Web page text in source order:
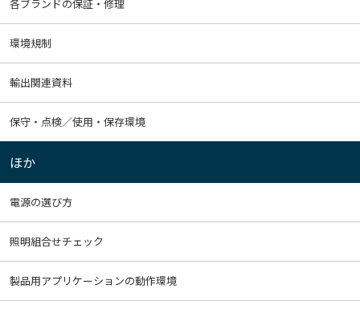
各ブランドの保証・修理
環境規制
輸出関連資料
保守・点検／使用・保存環境
ほか
電源の選び方
照明組合せチェック
製品用アプリケーションの動作環境